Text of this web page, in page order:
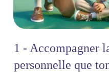
1 - Accompagner
personnelle que